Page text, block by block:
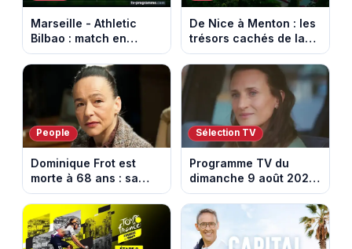
Marseille - Athletic
Bilbao : match en
direct sur Ligue 1+ à
17h30 (amical du 9
août 2026)
De Nice à Menton : les
trésors cachés de la
French Riviera dévoilés
dans les 100 lieux qu'il
faut voir
People
Dominique Frot est
morte à 68 ans : sa
sœur Catherine Frot
annonce la triste
nouvelle
Sélection TV
Programme TV du
dimanche 9 août 2026
: notre sélection pour
votre soirée télé